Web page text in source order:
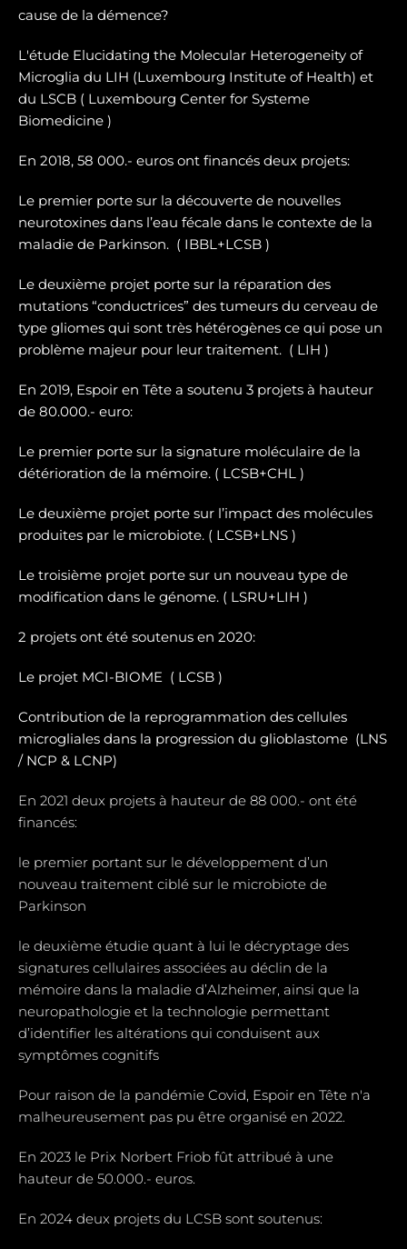
cause de la démence?
L'étude Elucidating the Molecular Heterogeneity of
Microglia du LIH (Luxembourg Institute of Health) et
du LSCB ( Luxembourg Center for Systeme
Biomedicine )
En 2018, 58 000.- euros ont financés deux projets:
Le premier porte sur la découverte de nouvelles
neurotoxines dans l’eau fécale dans le contexte de la
maladie de Parkinson. ( IBBL+LCSB )
Le deuxième projet porte sur la réparation des
mutations “conductrices” des tumeurs du cerveau de
type gliomes qui sont très hétérogènes ce qui pose un
problème majeur pour leur traitement. ( LIH )
En 2019, Espoir en Tête a soutenu 3 projets à hauteur
de 80.000.- euro:
Le premier porte sur la signature moléculaire de la
détérioration de la mémoire. ( LCSB+CHL )
Le deuxième projet porte sur l’impact des molécules
produites par le microbiote. ( LCSB+LNS )
Le troisième projet porte sur un nouveau type de
modification dans le génome. ( LSRU+LIH )
2 projets ont été soutenus en 2020:
Le projet MCI-BIOME ( LCSB )
Contribution de la reprogrammation des cellules
microgliales dans la progression du glioblastome (LNS
/ NCP & LCNP)
En 2021 deux projets à hauteur de 88 000.- ont été
financés:
le premier portant sur le développement d’un
nouveau traitement ciblé sur le microbiote de
Parkinson
le deuxième étudie quant à lui le décryptage des
signatures cellulaires associées au déclin de la
mémoire dans la maladie d’Alzheimer, ainsi que la
neuropathologie et la technologie permettant
d’identifier les altérations qui conduisent aux
symptômes cognitifs
Pour raison de la pandémie Covid, Espoir en Tête n'a
malheureusement pas pu être organisé en 2022.
En 2023 le Prix Norbert Friob fût attribué à une
hauteur de 50.000.- euros.
En 2024 deux projets du LCSB sont soutenus: